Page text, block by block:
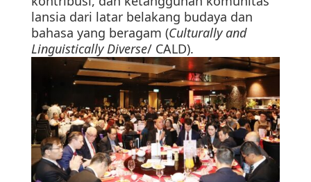
lansia dari latar belakang budaya dan
bahasa yang beragam (Culturally and
Linguistically Diverse/ CALD).